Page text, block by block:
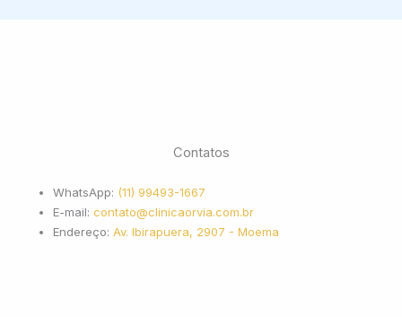
Contatos
WhatsApp: (11) 99493-1667
E-mail: contato@clinicaorvia.com.br
Endereço: Av. Ibirapuera, 2907 - Moema